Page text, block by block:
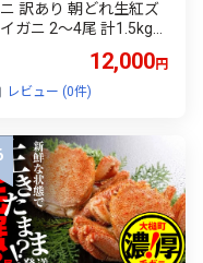
訳あり 朝どれ生紅ズ
ガニ 2〜4尾 計1.5kg以
上) [JF西海 石川県 志賀
sk17jkf30064] かに 蟹
ガニ 姿 カニ鍋 カニし
ぶ カニ爪 規格外 足折れ
海産物 能登
12,000円
レビュー (0件)